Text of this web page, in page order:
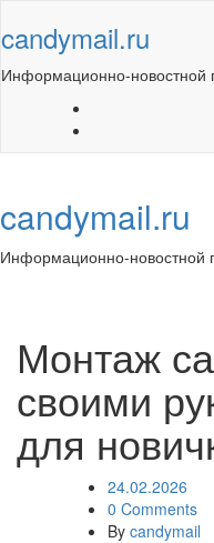
to
content
candymail.ru
Информационно-новостной
candymail.ru
Информационно-новостной
Монтаж
своими
для
24.02.2026
0 Comments
By candymail